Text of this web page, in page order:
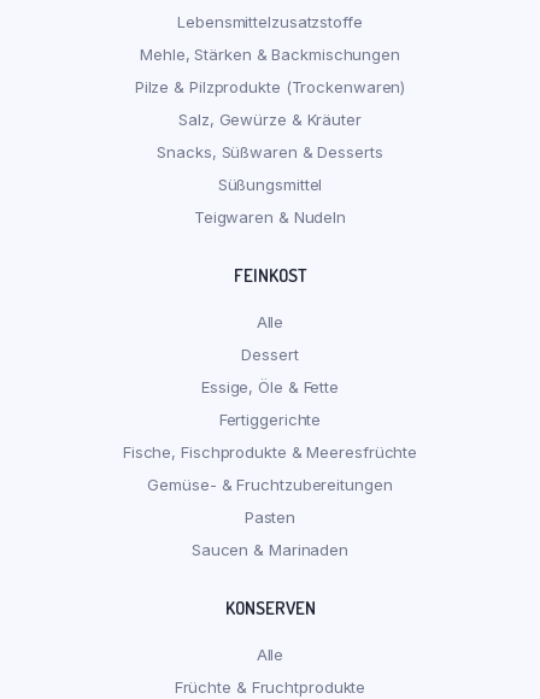
Lebensmittelzusatzstoffe
Mehle, Stärken & Backmischungen
Pilze & Pilzprodukte (Trockenwaren)
Salz, Gewürze & Kräuter
Snacks, Süßwaren & Desserts
Süßungsmittel
Teigwaren & Nudeln
FEINKOST
Alle
Dessert
Essige, Öle & Fette
Fertiggerichte
Fische, Fischprodukte & Meeresfrüchte
Gemüse- & Fruchtzubereitungen
Pasten
Saucen & Marinaden
KONSERVEN
Alle
Früchte & Fruchtprodukte